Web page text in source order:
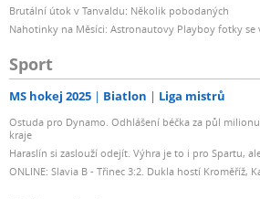
Brutální útok v Tanvaldu: Několik pobodaných
Nahotinky na Měsíci: Astronautovy Playboy fotky
Sport
MS hokej 2025 Biatlon Liga mistrů
Ostuda pro Dynamo. Odhlášení béčka za půl
kraje
Haraslín si zaslouží odejít. Výhra je to i pro Spartu,
ONLINE: Slavia B - Třinec 3:2. Dukla hostí Kroměříž,